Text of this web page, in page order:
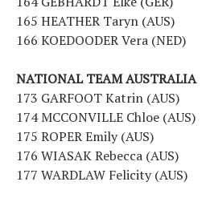
165 HEATHER Taryn (AUS)
166 KOEDOODER Vera (NED)
NATIONAL TEAM AUSTRALIA
173 GARFOOT Katrin (AUS)
174 MCCONVILLE Chloe (AUS)
175 ROPER Emily (AUS)
176 WIASAK Rebecca (AUS)
177 WARDLAW Felicity (AUS)